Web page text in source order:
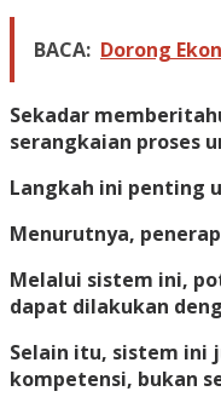
BACA: Dorong
Sekadar
serangkaian proses
Langkah ini penting
Menurutnya,
Melalui sistem ini,
dapat dilakukan
Selain itu, sistem ini
kompetensi, bukan